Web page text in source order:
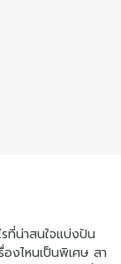
ที่น่าสนใจแบ่งปัน
องไหนเป็นพิเศษ สา